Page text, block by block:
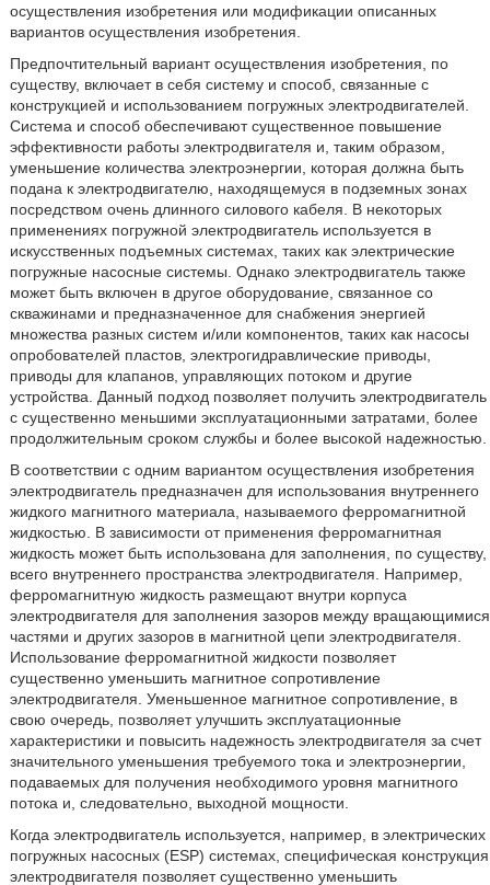
осуществления изобретения или модификации описанных
вариантов осуществления изобретения.
Предпочтительный вариант осуществления изобретения, по
существу, включает в себя систему и способ, связанные с
конструкцией и использованием погружных электродвигателей.
Система и способ обеспечивают существенное повышение
эффективности работы электродвигателя и, таким образом,
уменьшение количества электроэнергии, которая должна быть
подана к электродвигателю, находящемуся в подземных зонах
посредством очень длинного силового кабеля. В некоторых
применениях погружной электродвигатель используется в
искусственных подъемных системах, таких как электрические
погружные насосные системы. Однако электродвигатель также
может быть включен в другое оборудование, связанное со
скважинами и предназначенное для снабжения энергией
множества разных систем и/или компонентов, таких как насосы
опробователей пластов, электрогидравлические приводы,
приводы для клапанов, управляющих потоком и другие
устройства. Данный подход позволяет получить электродвигатель
с существенно меньшими эксплуатационными затратами, более
продолжительным сроком службы и более высокой надежностью.
В соответствии с одним вариантом осуществления изобретения
электродвигатель предназначен для использования внутреннего
жидкого магнитного материала, называемого ферромагнитной
жидкостью. В зависимости от применения ферромагнитная
жидкость может быть использована для заполнения, по существу,
всего внутреннего пространства электродвигателя. Например,
ферромагнитную жидкость размещают внутри корпуса
электродвигателя для заполнения зазоров между вращающимися
частями и других зазоров в магнитной цепи электродвигателя.
Использование ферромагнитной жидкости позволяет
существенно уменьшить магнитное сопротивление
электродвигателя. Уменьшенное магнитное сопротивление, в
свою очередь, позволяет улучшить эксплуатационные
характеристики и повысить надежность электродвигателя за счет
значительного уменьшения требуемого тока и электроэнергии,
подаваемых для получения необходимого уровня магнитного
потока и, следовательно, выходной мощности.
Когда электродвигатель используется, например, в электрических
погружных насосных (ESP) системах, специфическая конструкция
электродвигателя позволяет существенно уменьшить